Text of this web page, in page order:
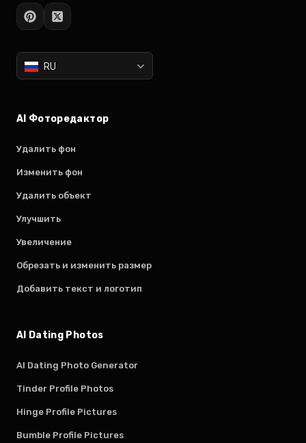
RU
AI Фоторедактор
Удалить фон
Изменить фон
Удалить объект
Улучшить
Увеличение
Обрезать и изменить размер
Добавить текст и логотип
AI Dating Photos
AI Dating Photo Generator
Tinder Profile Photos
Hinge Profile Pictures
Bumble Profile Pictures